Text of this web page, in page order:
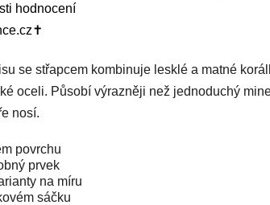
hodnocení
se střapcem kombinuje lesklé a matné
oceli. Působí výrazněji než jednoduchý
nosí.
povrchu
prvek
na míru
sáčku